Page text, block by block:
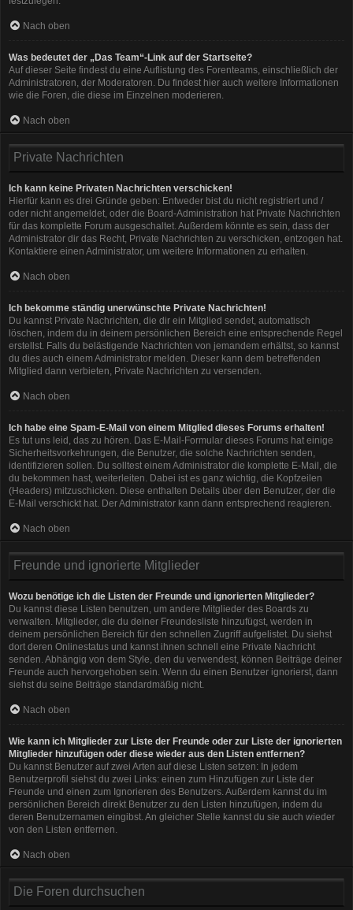
Nach oben
Was bedeutet der „Das Team“-Link auf der Startseite?
Auf dieser Seite findest du eine Auflistung des Forenteams, einschließlich der
Administratoren, der Moderatoren. Du findest hier auch weitere Informationen
wie die Foren, die diese im Einzelnen moderieren.
Nach oben
Private Nachrichten
Ich kann keine Privaten Nachrichten verschicken!
Hierfür kann es drei Gründe geben: Entweder bist du nicht registriert und /
oder nicht angemeldet, oder die Board-Administration hat Private Nachrichten
für das komplette Forum ausgeschaltet. Außerdem könnte es sein, dass der
Administrator dir das Recht, Private Nachrichten zu verschicken, entzogen hat.
Kontaktiere einen Administrator, um weitere Informationen zu erhalten.
Nach oben
Ich bekomme ständig unerwünschte Private Nachrichten!
Du kannst Private Nachrichten, die dir ein Mitglied sendet, automatisch
löschen, indem du in deinem persönlichen Bereich eine entsprechende Regel
erstellst. Falls du belästigende Nachrichten von jemandem erhältst, so kannst
du dies auch einem Administrator melden. Dieser kann dem betreffenden
Mitglied dann verbieten, Private Nachrichten zu versenden.
Nach oben
Ich habe eine Spam-E-Mail von einem Mitglied dieses Forums erhalten!
Es tut uns leid, das zu hören. Das E-Mail-Formular dieses Forums hat einige
Sicherheitsvorkehrungen, die Benutzer, die solche Nachrichten senden,
identifizieren sollen. Du solltest einem Administrator die komplette E-Mail, die
du bekommen hast, weiterleiten. Dabei ist es ganz wichtig, die Kopfzeilen
(Headers) mitzuschicken. Diese enthalten Details über den Benutzer, der die
E-Mail verschickt hat. Der Administrator kann dann entsprechend reagieren.
Nach oben
Freunde und ignorierte Mitglieder
Wozu benötige ich die Listen der Freunde und ignorierten Mitglieder?
Du kannst diese Listen benutzen, um andere Mitglieder des Boards zu
verwalten. Mitglieder, die du deiner Freundesliste hinzufügst, werden in
deinem persönlichen Bereich für den schnellen Zugriff aufgelistet. Du siehst
dort deren Onlinestatus und kannst ihnen schnell eine Private Nachricht
senden. Abhängig von dem Style, den du verwendest, können Beiträge deiner
Freunde auch hervorgehoben sein. Wenn du einen Benutzer ignorierst, dann
siehst du seine Beiträge standardmäßig nicht.
Nach oben
Wie kann ich Mitglieder zur Liste der Freunde oder zur Liste der ignorierten
Mitglieder hinzufügen oder diese wieder aus den Listen entfernen?
Du kannst Benutzer auf zwei Arten auf diese Listen setzen: In jedem
Benutzerprofil siehst du zwei Links: einen zum Hinzufügen zur Liste der
Freunde und einen zum Ignorieren des Benutzers. Außerdem kannst du im
persönlichen Bereich direkt Benutzer zu den Listen hinzufügen, indem du
deren Benutzernamen eingibst. An gleicher Stelle kannst du sie auch wieder
von den Listen entfernen.
Nach oben
Die Foren durchsuchen